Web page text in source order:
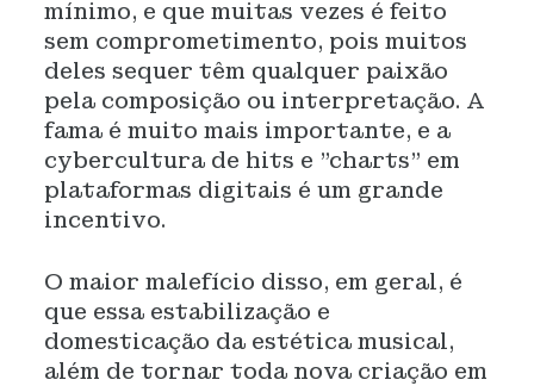
mínimo, e que muitas vezes é feito
sem comprometimento, pois muitos
deles sequer têm qualquer paixão
pela composição ou interpretação. A
fama é muito mais importante, e a
cybercultura de hits e "charts" em
plataformas digitais é um grande
incentivo.
O maior malefício disso, em geral, é
que essa estabilização e
domesticação da estética musical,
além de tornar toda nova criação em